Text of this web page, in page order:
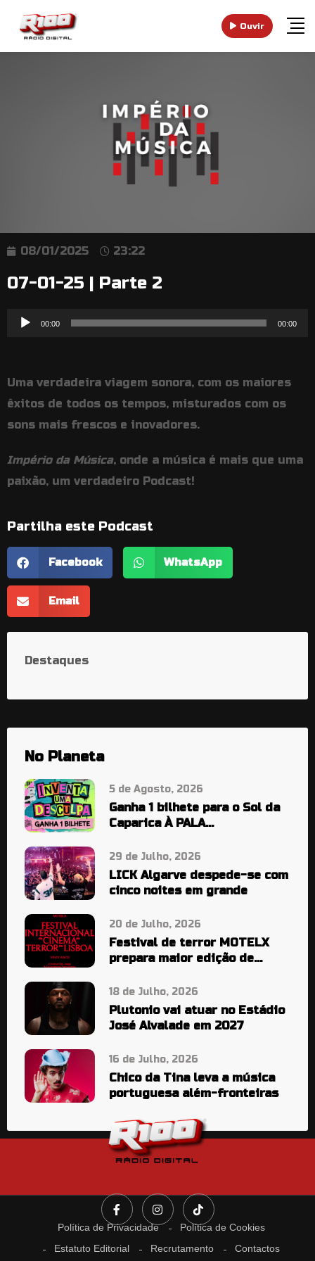
Ouvir
08/01/2025 23:22
07-01-25 | Parte 2
Reprodutor
00:00 00:00
Uma verdadeira viagem sonora, com os maiores
êxitos de todos os tempos, misturados com os
sons mais frescos e inovadores.
Império da Música, onde a música é mais que uma
paixão, um verdadeiro Podcast!
Partilha este Podcast
Facebook WhatsApp
Email
Destaques
No Planeta
5 de Agosto, 2026
Ganha 1 bilhete para o Sol da
Caparica À PALA…
29 de Julho, 2026
LICK Algarve despede-se com
cinco noites em grande
20 de Julho, 2026
Festival de terror MOTELX
prepara maior edição de
18 de Julho, 2026
Plutonio vai atuar no Estádio
José Alvalade em 2027
16 de Julho, 2026
Chico da Tina leva a música
portuguesa além-fronteiras
Política de Privacidade
Política de Cookies
Estatuto Editorial
Recrutamento Contactos